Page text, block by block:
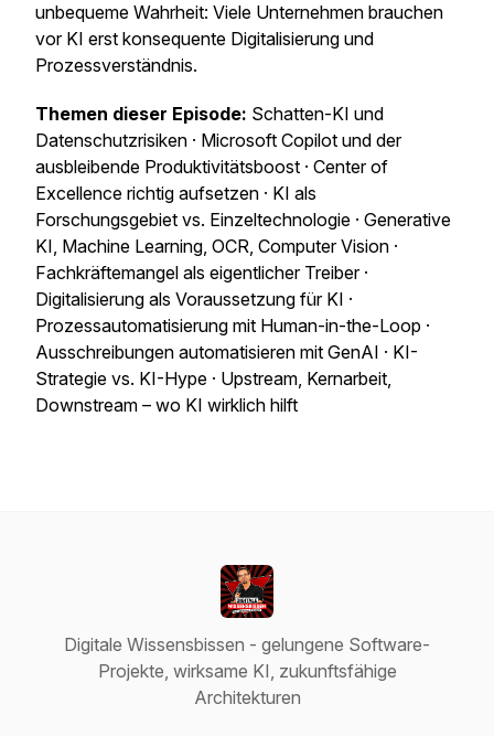
unbequeme Wahrheit: Viele Unternehmen brauchen
vor KI erst konsequente Digitalisierung und
Prozessverständnis.
Themen dieser Episode: Schatten-KI und
Datenschutzrisiken · Microsoft Copilot und der
ausbleibende Produktivitätsboost · Center of
Excellence richtig aufsetzen · KI als
Forschungsgebiet vs. Einzeltechnologie · Generative
KI, Machine Learning, OCR, Computer Vision ·
Fachkräftemangel als eigentlicher Treiber ·
Digitalisierung als Voraussetzung für KI ·
Prozessautomatisierung mit Human-in-the-Loop ·
Ausschreibungen automatisieren mit GenAI · KI-
Strategie vs. KI-Hype · Upstream, Kernarbeit,
Downstream – wo KI wirklich hilft
Digitale Wissensbissen - gelungene Software-
Projekte, wirksame KI, zukunftsfähige
Architekturen